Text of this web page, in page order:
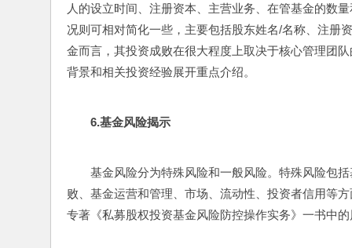
人的设立时间、注册资本、主营业务、在管基金的数
况则可相对简化一些，主要包括股东姓名/名称、注册
金而言，其投资成败在很大程度上取决于核心管理团
背景和相关投资经验展开重点介绍。
6.基金风险揭示
基金风险分为特殊风险和一般风险。特殊风险包
败、基金运营和管理、市场、流动性、投资者信用等
专著《私募股权投资基金风险防控操作实务》一书中